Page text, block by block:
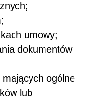
umowy;
dokumentów
ogólne
lub